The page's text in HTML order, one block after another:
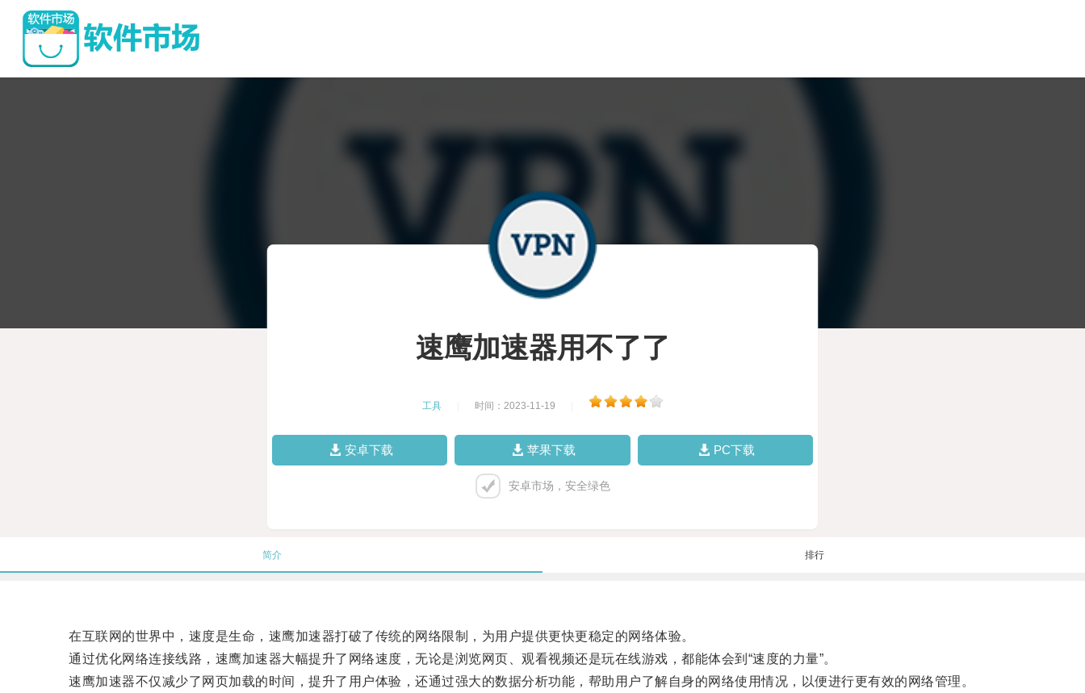
速鹰加速器用不了了
工具 时间：2023-11-19
安卓下载 苹果下载 PC下载
安卓市场，安全绿色
简介 排行
在互联网的世界中，速度是生命，速鹰加速器打破了传统的网络限制，为用户提供更快更稳定的网络体验。
通过优化网络连接线路，速鹰加速器大幅提升了网络速度，无论是浏览网页、观看视频还是玩在线游戏，都能体会到“速度的力量”。
速鹰加速器不仅减少了网页加载的时间，提升了用户体验，还通过强大的数据分析功能，帮助用户了解自身的网络使用情况，以便进行更有效的网络管理。